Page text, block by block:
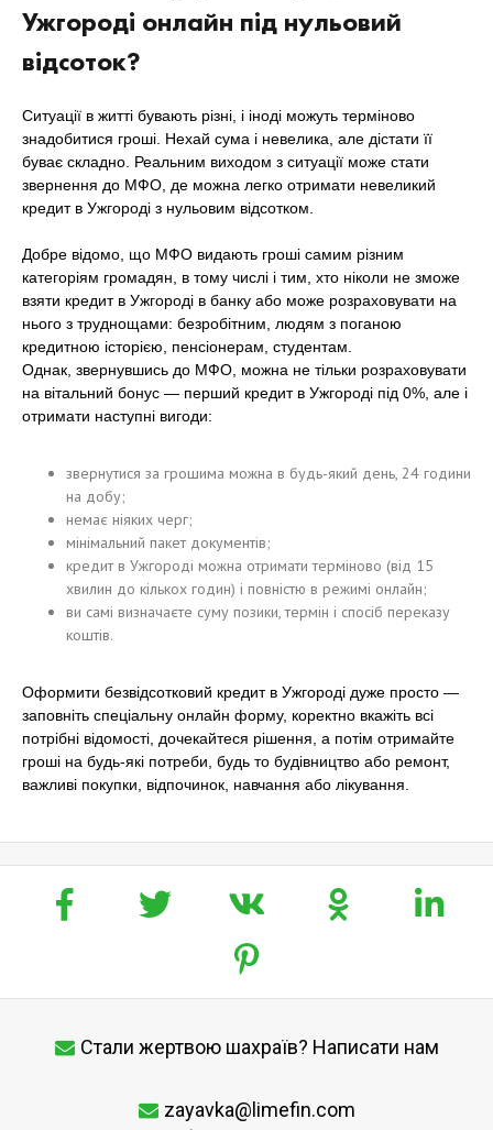
Ужгороді онлайн під нульовий
відсоток?
Ситуації в житті бувають різні, і іноді можуть терміново
знадобитися гроші. Нехай сума і невелика, але дістати її
буває складно. Реальним виходом з ситуації може стати
звернення до МФО, де можна легко отримати невеликий
кредит в Ужгороді з нульовим відсотком.
Добре відомо, що МФО видають гроші самим різним
категоріям громадян, в тому числі і тим, хто ніколи не зможе
взяти кредит в Ужгороді в банку або може розраховувати на
нього з труднощами: безробітним, людям з поганою
кредитною історією, пенсіонерам, студентам.
Однак, звернувшись до МФО, можна не тільки розраховувати
на вітальний бонус — перший кредит в Ужгороді під 0%, але і
отримати наступні вигоди:
звернутися за грошима можна в будь-який день, 24 години
на добу;
немає ніяких черг;
мінімальний пакет документів;
кредит в Ужгороді можна отримати терміново (від 15
хвилин до кількох годин) і повністю в режимі онлайн;
ви самі визначаєте суму позики, термін і спосіб переказу
коштів.
Оформити безвідсотковий кредит в Ужгороді дуже просто —
заповніть спеціальну онлайн форму, коректно вкажіть всі
потрібні відомості, дочекайтеся рішення, а потім отримайте
гроші на будь-які потреби, будь то будівництво або ремонт,
важливі покупки, відпочинок, навчання або лікування.
Стали жертвою шахраїв? Написати нам
zayavka@limefin.com